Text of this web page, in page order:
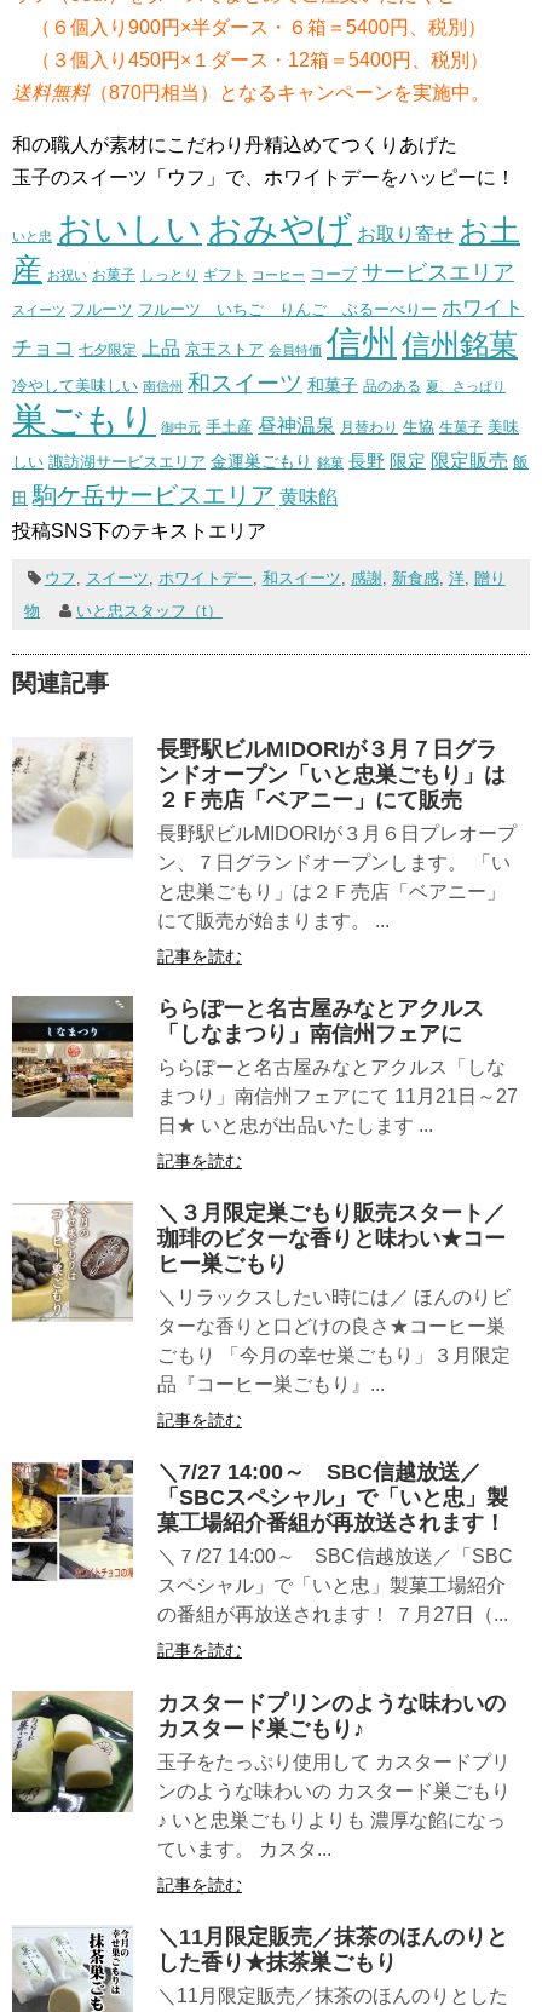
（６個入り900円×半ダース・６箱＝5400円、税別）
（３個入り450円×１ダース・12箱＝5400円、税別）
送料無料（870円相当）となるキャンペーンを実施中。
和の職人が素材にこだわり丹精込めてつくりあげた
玉子のスイーツ「ウフ」で、ホワイトデーをハッピーに！
いと忠 おいしい おみやげ お取り寄せ お土
産 お祝い お菓子 しっとり ギフト コーヒー コープ サービスエリア
スイーツ フルーツ フルーツ いちご りんご ぶるーべりー ホワイト
チョコ 七夕限定 上品 京王ストア 会員特価 信州 信州銘菓
冷やして美味しい 南信州 和スイーツ 和菓子 品のある 夏、さっぱり
巣ごもり 御中元 手土産 昼神温泉 月替わり 生協 生菓子 美味
しい 諏訪湖サービスエリア 金運巣ごもり 銘菓 長野 限定 限定販売 飯
田 駒ケ岳サービスエリア 黄味餡
投稿SNS下のテキストエリア
ウフ, スイーツ, ホワイトデー, 和スイーツ, 感謝, 新食感, 洋, 贈り
物
いと忠スタッフ（t）
関連記事
長野駅ビルMIDORIが３月７日グラ
ンドオープン「いと忠巣ごもり」は
２Ｆ売店「ベアニー」にて販売
長野駅ビルMIDORIが３月６日プレオープ
ン、７日グランドオープンします。 「い
と忠巣ごもり」は２Ｆ売店「ベアニー」
にて販売が始まります。 ...
記事を読む
ららぽーと名古屋みなとアクルス
「しなまつり」南信州フェアに
ららぽーと名古屋みなとアクルス「しな
まつり」南信州フェアにて 11月21日～27
日★ いと忠が出品いたします ...
記事を読む
＼３月限定巣ごもり販売スタート／
珈琲のビターな香りと味わい★コー
ヒー巣ごもり
＼リラックスしたい時には／ ほんのりビ
ターな香りと口どけの良さ★コーヒー巣
ごもり 「今月の幸せ巣ごもり」３月限定
品『コーヒー巣ごもり』...
記事を読む
＼7/27 14:00～ SBC信越放送／
「SBCスペシャル」で「いと忠」製
菓工場紹介番組が再放送されます！
＼７/27 14:00～ SBC信越放送／「SBC
スペシャル」で「いと忠」製菓工場紹介
の番組が再放送されます！ ７月27日（...
記事を読む
カスタードプリンのような味わいの
カスタード巣ごもり♪
玉子をたっぷり使用して カスタードプリ
ンのような味わいの カスタード巣ごもり
♪ いと忠巣ごもりよりも 濃厚な餡になっ
ています。 カスタ...
記事を読む
＼11月限定販売／抹茶のほんのりと
した香り★抹茶巣ごもり
＼11月限定販売／抹茶のほんのりとした